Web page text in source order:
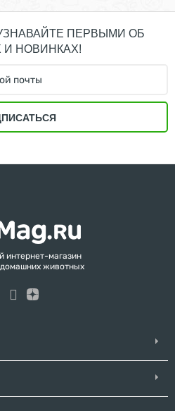
ПЕРВЫМИ ОБ
И НОВИНКАХ!
интернет-магазин
животных